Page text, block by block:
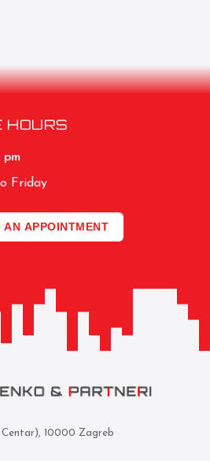
HOURS
pm
Friday
AN APPOINTMENT
10000 Zagreb